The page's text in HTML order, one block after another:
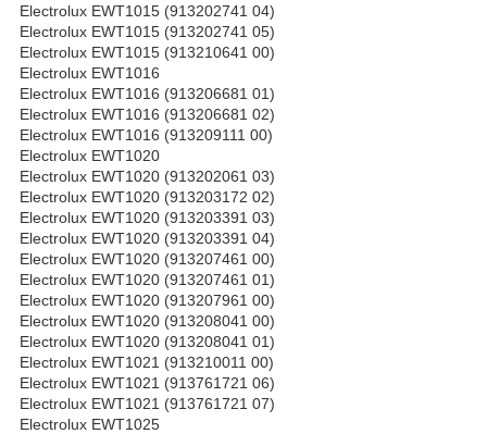
Electrolux EWT1015 (913202741 04)
Electrolux EWT1015 (913202741 05)
Electrolux EWT1015 (913210641 00)
Electrolux EWT1016
Electrolux EWT1016 (913206681 01)
Electrolux EWT1016 (913206681 02)
Electrolux EWT1016 (913209111 00)
Electrolux EWT1020
Electrolux EWT1020 (913202061 03)
Electrolux EWT1020 (913203172 02)
Electrolux EWT1020 (913203391 03)
Electrolux EWT1020 (913203391 04)
Electrolux EWT1020 (913207461 00)
Electrolux EWT1020 (913207461 01)
Electrolux EWT1020 (913207961 00)
Electrolux EWT1020 (913208041 00)
Electrolux EWT1020 (913208041 01)
Electrolux EWT1021 (913210011 00)
Electrolux EWT1021 (913761721 06)
Electrolux EWT1021 (913761721 07)
Electrolux EWT1025